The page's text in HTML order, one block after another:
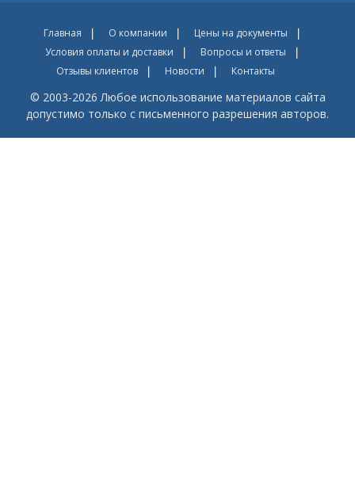
Главная О компании
Цены на документы
Условия оплаты и доставки
Вопросы и ответы
Отзывы клиентов
Новости Контакты
© 2003-2026 Любое использование материалов сайта
допустимо только с письменного разрешения авторов.